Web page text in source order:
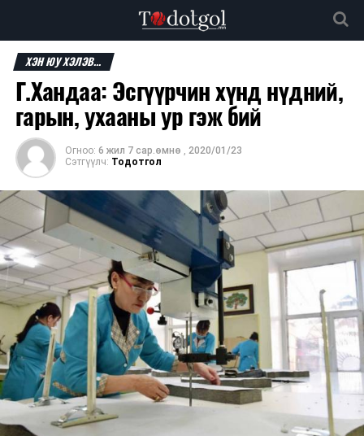
ХЭН ЮУ ХЭЛЭВ...
Г.Хандаа: Эсгүүрчин хүнд нүдний,
гарын, ухааны ур гэж бий
Огноо: 6 жил 7 сар.өмнө , 2020/01/23
Сэтгүүлч: Тодотгол